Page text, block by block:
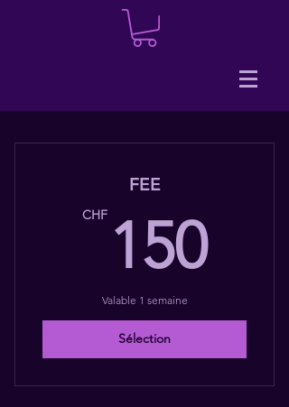
FEE
CHF 150
Valable 1 semaine
Sélection